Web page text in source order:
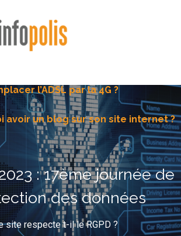
l’ADSL par la 4G ?
avoir un blog sur son site internet ?
: 17ème journée de
des données
site respecte t-il le RGPD ?